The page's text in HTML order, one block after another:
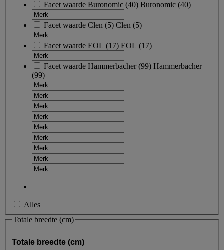
Facet waarde Buronomic (40) Buronomic (40)
Facet waarde Clen (5) Clen (5)
Facet waarde EOL (17) EOL (17)
Facet waarde Hammerbacher(99) Hammerbacher
(99)
Alles
Totale breedte (cm)
Totale breedte (cm)